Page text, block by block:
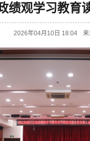
绩观学习教育
2026年04月10日 18:04 来